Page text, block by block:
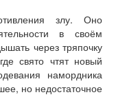
злу. Оно
в своём
через тряпочку
свято чтят новый
намордника
но недостаточное